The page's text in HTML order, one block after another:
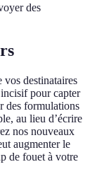
des
vos destinataires
pour capter
des formulations
au lieu d’écrire
nos nouveaux
augmenter le
de fouet à votre